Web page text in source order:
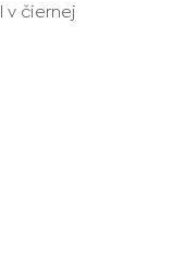
v čiernej